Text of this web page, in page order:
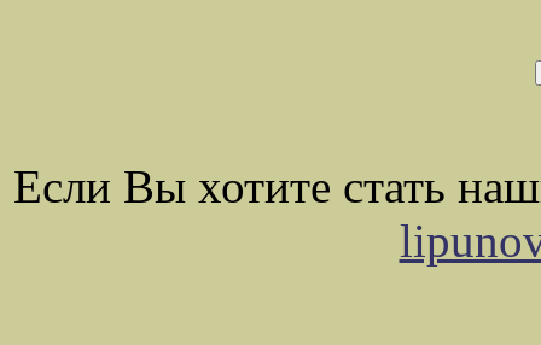
Если Вы хотите стать